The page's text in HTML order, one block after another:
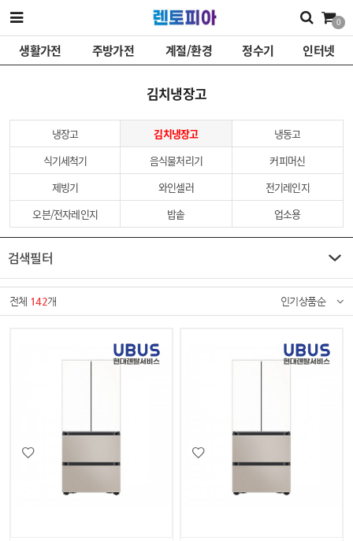
0
생활가전 주방가전 계절/환경 정수기 인터넷
김치냉장고
냉장고 김치냉장고
냉동고
식기세척기
음식물처리기
커피머신
제빙기
와인셀러
전기레인지
오븐/전자레인지
밥솥 업소용
검색필터
전체 142개 인기상품순